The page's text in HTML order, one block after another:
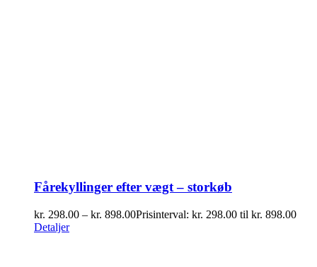
Fårekyllinger efter vægt – storkøb
kr. 298.00 – kr. 898.00Prisinterval: kr. 298.00 til kr. 898.00
Detaljer